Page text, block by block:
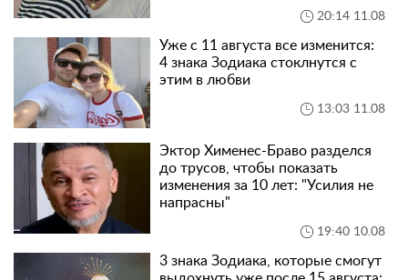
20:14 11.08
Уже с 11 августа все изменится:
4 знака Зодиака стоклнутся с
этим в любви
13:03 11.08
Эктор Хименес-Браво разделся
до трусов, чтобы показать
изменения за 10 лет: "Усилия не
напрасны"
19:40 10.08
3 знака Зодиака, которые смогут